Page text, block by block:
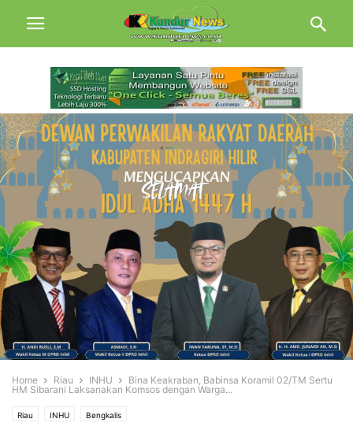
Home Riau INHU
Bina Keakraban, Babinsa Koramil 02/TM Sertu
HM Sibarani Laksanakan Komsos dengan Warga...
Riau INHU Bengkalis